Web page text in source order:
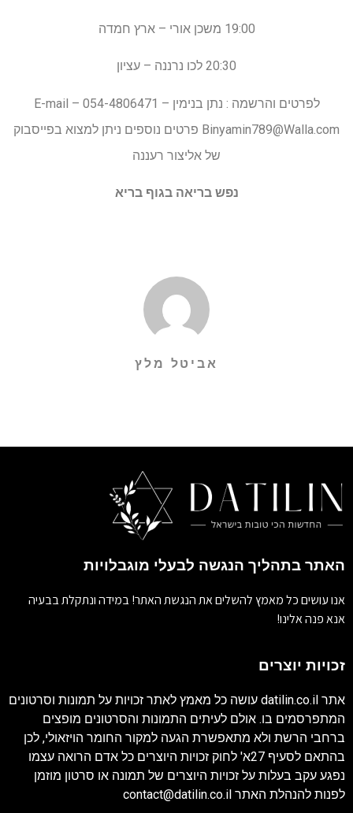
19:00 משכן אורי – ארץ חמדה
20:30 לכו נרננה – עציון
לפרטים והרשמה : נתן בנימין – 054-4806471 E-mail –
Binyamin789@Walla.com פרטים נוספים ניתן למצוא בפייסבוק
של אליצור רעננה
נפש בריאה בגוף בריא
אביטל מלץ
האתר בתהליך הנגשה לבעלי מוגבלויות
אנו עושים כל מאמץ להשלים את הנגשת האתר! במידה ונתקלת בבעיה
אנא פנה אלינו!
זכויות יוצרים
אתר datilin.co.il עושה כל מאמץ לאתר זכויות על תמונות וסרטונים
המתפרסמים בו. אולם לעיתים התמונות והסרטונים מופצים
ברחבי הרשת ולא מתאפשרת הגעה למקור החומר הויזאולי, לכן
בהתאם לסעיף 27א' לחוק זכויות היוצרים כל אדם הרואה עצמו
נפגע עקב בעלות על זכויות היוצרים של תמונה או סרטון מוזמן
לפנות להנהלת האתר contact@datilin.co.il